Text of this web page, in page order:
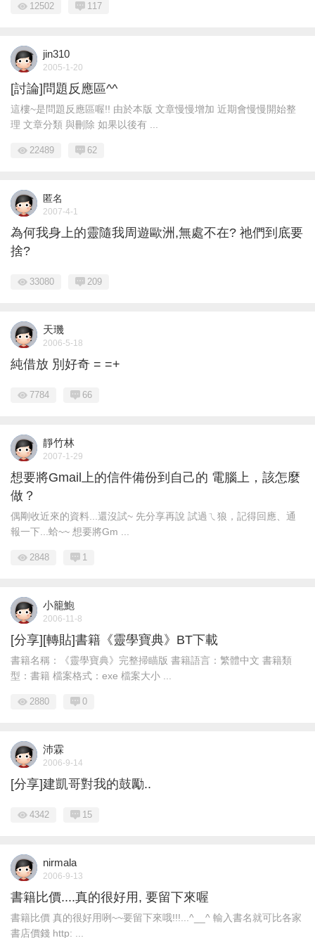
12502 117
jin310
2005-1-20
[討論]問題反應區^^
這樓~是問題反應區喔!! 由於本版 文章慢慢增加 近期會慢慢開始整
理 文章分類 與刪除 如果以後有 ...
22489 62
匿名
2007-4-1
為何我身上的靈隨我周遊歐洲,無處不在? 祂們到底要
捨?
33080 209
天璣
2006-5-18
純借放 別好奇 = =+
7784 66
靜竹林
2007-1-29
想要將Gmail上的信件備份到自己的 電腦上，該怎麼
做？
偶剛收近來的資料...還沒試~ 先分享再說 試過ㄟ狼，記得回應、通
報一下...蛤~~ 想要將Gm ...
2848 1
小籠鮑
2006-11-8
[分享][轉貼]書籍《靈學寶典》BT下載
書籍名稱：《靈學寶典》完整掃瞄版 書籍語言：繁體中文 書籍類
型：書籍 檔案格式：exe 檔案大小 ...
2880 0
沛霖
2006-9-14
[分享]建凱哥對我的鼓勵..
4342 15
nirmala
2006-9-13
書籍比價....真的很好用, 要留下來喔
書籍比價 真的很好用咧~~要留下來哦!!!...^__^ 輸入書名就可比各家
書店價錢 http: ...